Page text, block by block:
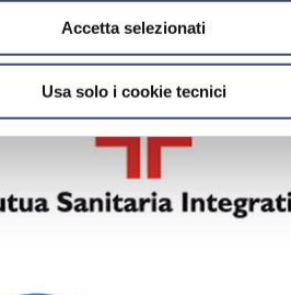
Accetta selezionati
Usa solo i cookie tecnici